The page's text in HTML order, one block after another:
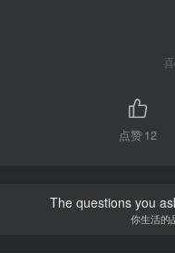
点赞12
The questions you
你生活的